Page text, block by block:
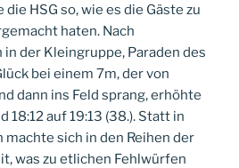
HSG so, wie es die Gäste zu
haten. Nach
der Kleingruppe, Paraden des
bei einem 7m, der von
dann ins Feld sprang, erhöhte
18:12 auf 19:13 (38.). Statt in
sich in den Reihen der
was zu etlichen Fehlwürfen